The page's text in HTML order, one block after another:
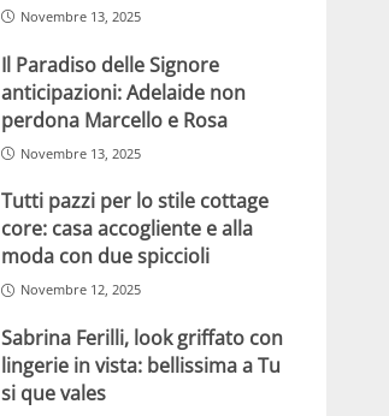
Novembre 13, 2025
Il Paradiso delle Signore
anticipazioni: Adelaide non
perdona Marcello e Rosa
Novembre 13, 2025
Tutti pazzi per lo stile cottage
core: casa accogliente e alla
moda con due spiccioli
Novembre 12, 2025
Sabrina Ferilli, look griffato con
lingerie in vista: bellissima a Tu
si que vales